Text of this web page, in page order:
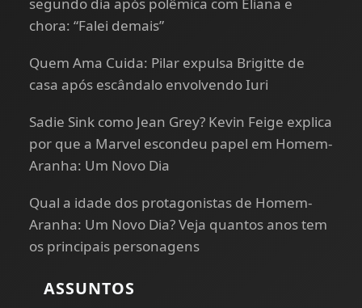
chora: “Falei demais”
Quem Ama Cuida: Pilar expulsa Brigitte de
casa após escândalo envolvendo Iuri
Sadie Sink como Jean Grey? Kevin Feige explica
por que a Marvel escondeu papel em Homem-
Aranha: Um Novo Dia
Qual a idade dos protagonistas de Homem-
Aranha: Um Novo Dia? Veja quantos anos tem
os principais personagens
ASSUNTOS